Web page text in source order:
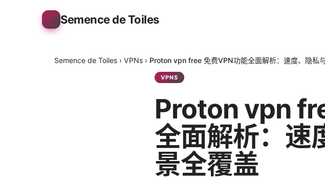
Semence de Toiles
Semence de Toiles › VPNs › Proton vpn free 免费VPN功能全面解析：速度、隐私
VPNS
Proton vpn
全面解析：速
景全覆盖